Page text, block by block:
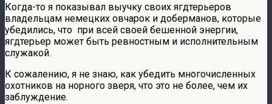
Когда-то я показывал выучку своих ягдтерьеров
владельцам немецких овчарок и доберманов, которые
убедились, что при всей своей бешенной энергии,
ягдтерьер может быть ревностным и исполнительным
служакой.
К сожалению, я не знаю, как убедить многочисленных
охотников на норного зверя, что это не более, чем их
заблуждение.